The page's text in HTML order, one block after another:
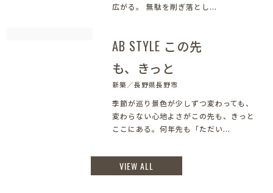
広がる。 無駄を削ぎ落とし...
AB STYLE この先
も、きっと
新築／長野県長野市
季節が巡り景色が少しずつ変わっても、
変わらない心地よさがこの先も、きっと
ここにある。何年先も「ただい...
VIEW ALL